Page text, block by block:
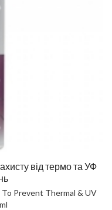
від термо та УФ
Prevent Thermal & UV